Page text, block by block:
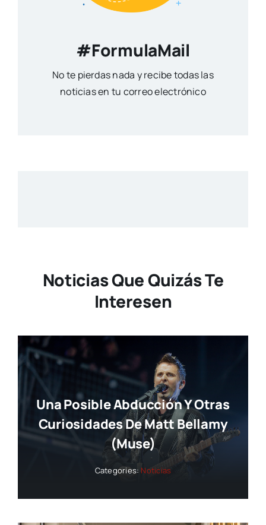
#FormulaMail
No te pierdas nada y recibe todas las
noticias en tu correo electrónico
Noticias Que Quizás Te
Interesen
Una Posible Abducción Y Otras
Curiosidades De Matt Bellamy
(Muse)
Categories: Noticias